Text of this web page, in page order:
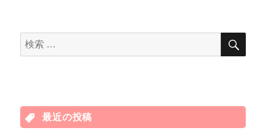
ビ
シ
検
索
検
最近の投稿